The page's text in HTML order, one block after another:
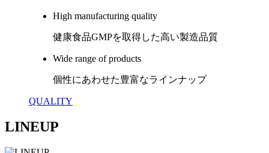
High manufacturing quality
健康食品GMPを取得した高い製造品質
Wide range of products
個性にあわせた豊富なラインナップ
QUALITY
LINEUP